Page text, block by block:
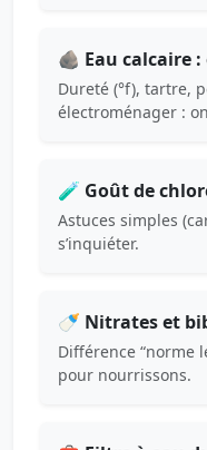
🪨 Eau calcaire
Dureté (°f), tartre,
électroménager :
🧪 Goût de
Astuces simples
s’inquiéter.
🍼 Nitrates et
Différence “norme
pour nourrissons.